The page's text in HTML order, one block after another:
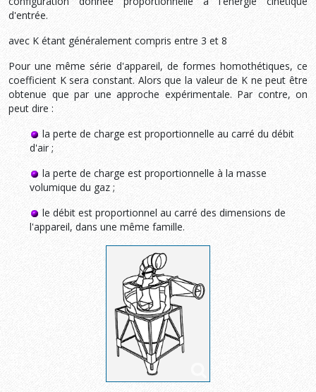
d'entrée.
avec K étant généralement compris entre 3 et 8
Pour une même série d'appareil, de formes homothétiques, ce
coefficient K sera constant. Alors que la valeur de K ne peut être
obtenue que par une approche expérimentale. Par contre, on
peut dire :
la perte de charge est proportionnelle au carré du débit
d'air ;
la perte de charge est proportionnelle à la masse
volumique du gaz ;
le débit est proportionnel au carré des dimensions de
l'appareil, dans une même famille.